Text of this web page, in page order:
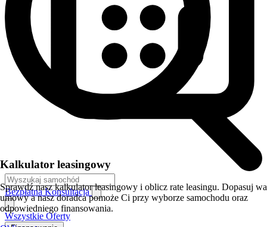
Bezpłatna Konsultacja
Wszystkie Oferty
Kalkulator leasingowy
Sprawdź nasz kalkulator leasingowy i oblicz rate leasingu. Dopasuj
umowy a nasz doradca pomoże Ci przy wyborze samochodu oraz
odpowiedniego finansowania.